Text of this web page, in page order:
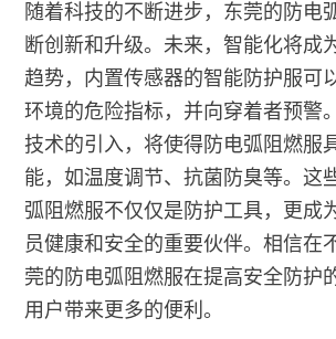
随着科技的不断进步，东莞的防电
断创新和升级。未来，智能化将成
趋势，内置传感器的智能防护服可
环境的危险指标，并向穿着者预警
技术的引入，将使得防电弧阻燃服
能，如温度调节、抗菌防臭等。这
弧阻燃服不仅仅是防护工具，更成
员健康和安全的重要伙伴。相信在
莞的防电弧阻燃服在提高安全防护
用户带来更多的便利。